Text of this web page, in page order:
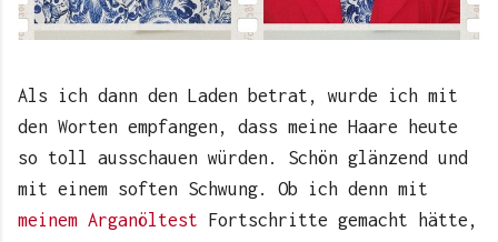
Als ich dann den Laden betrat, wurde ich mit
den Worten empfangen, dass meine Haare heute
so toll ausschauen würden. Schön glänzend und
mit einem soften Schwung. Ob ich denn mit
meinem Arganöltest Fortschritte gemacht hätte,